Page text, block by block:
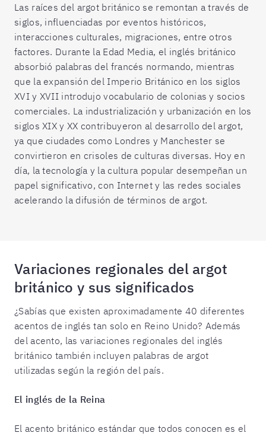
Las raíces del argot británico se remontan a través de
siglos, influenciadas por eventos históricos,
interacciones culturales, migraciones, entre otros
factores. Durante la Edad Media, el inglés británico
absorbió palabras del francés normando, mientras
que la expansión del Imperio Británico en los siglos
XVI y XVII introdujo vocabulario de colonias y socios
comerciales. La industrialización y urbanización en los
siglos XIX y XX contribuyeron al desarrollo del argot,
ya que ciudades como Londres y Manchester se
convirtieron en crisoles de culturas diversas. Hoy en
día, la tecnología y la cultura popular desempeñan un
papel significativo, con Internet y las redes sociales
acelerando la difusión de términos de argot.
Variaciones regionales del argot
británico y sus significados
¿Sabías que existen aproximadamente 40 diferentes
acentos de inglés tan solo en Reino Unido? Además
del acento, las variaciones regionales del inglés
británico también incluyen palabras de argot
utilizadas según la región del país.
El inglés de la Reina
El acento británico estándar que todos conocen es el